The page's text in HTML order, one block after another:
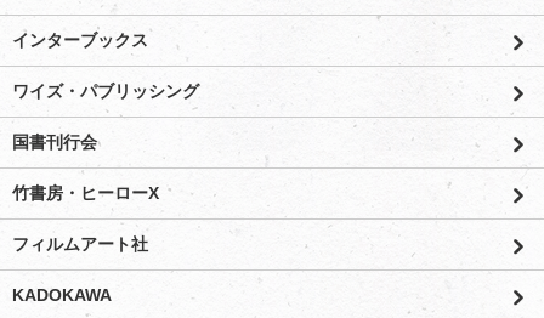
インターブックス
ワイズ・パブリッシング
国書刊行会
竹書房・ヒーローX
フィルムアート社
KADOKAWA